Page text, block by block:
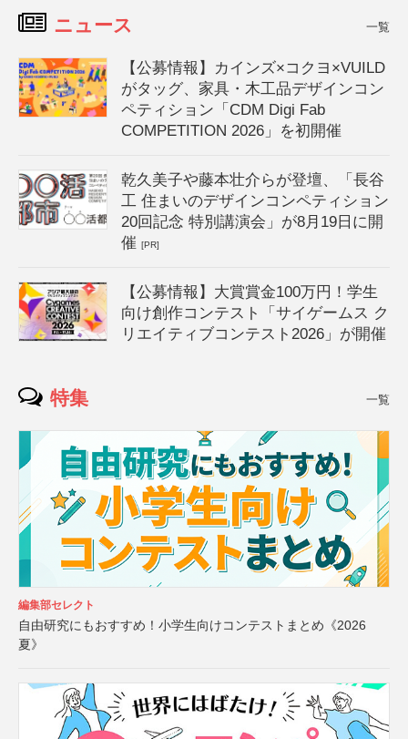
ニュース 一覧
【公募情報】カインズ×コクヨ×VUILD
がタッグ、家具・木工品デザインコン
ペティション「CDM Digi Fab
COMPETITION 2026」を初開催
乾久美子や藤本壮介らが登壇、「長谷
工 住まいのデザインコンペティション
20回記念 特別講演会」が8月19日に開
催[PR]
【公募情報】大賞賞金100万円！学生
向け創作コンテスト「サイゲームス ク
リエイティブコンテスト2026」が開催
特集 一覧
編集部セレクト
自由研究にもおすすめ！小学生向けコンテストまとめ《2026
夏》